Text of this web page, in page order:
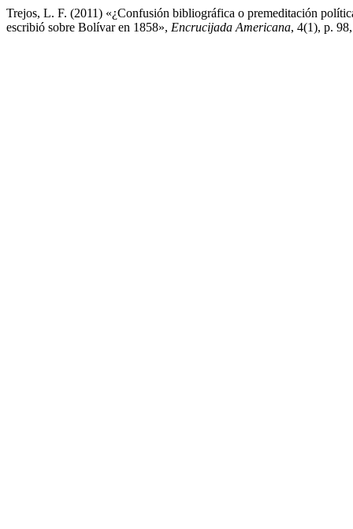
Trejos, L. F. (2011) «¿Confusión bibliográfica o premeditación
escribió sobre Bolívar en 1858», Encrucijada Americana, 4(1), p.